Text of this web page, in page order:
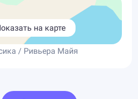
на карте
/ Ривьера Майя